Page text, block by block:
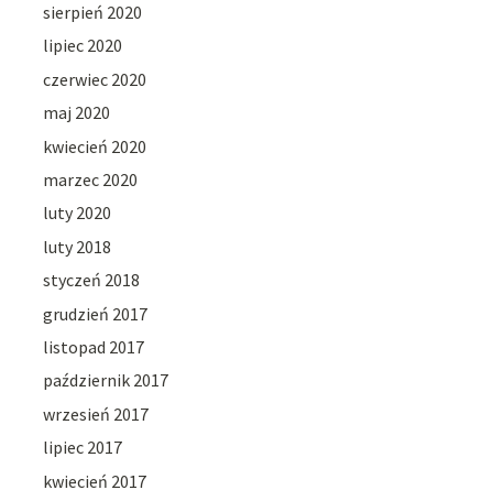
sierpień 2020
lipiec 2020
czerwiec 2020
maj 2020
kwiecień 2020
marzec 2020
luty 2020
luty 2018
styczeń 2018
grudzień 2017
listopad 2017
październik 2017
wrzesień 2017
lipiec 2017
kwiecień 2017